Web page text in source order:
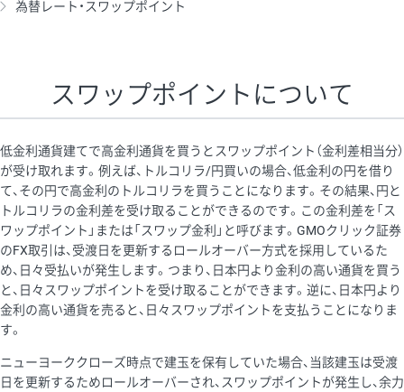
為替レート・スワップポイント
スワップポイントについて
低金利通貨建てで高金利通貨を買うとスワップポイント（金利差相当分）
が受け取れます。例えば、トルコリラ/円買いの場合、低金利の円を借り
て、その円で高金利のトルコリラを買うことになります。その結果、円と
トルコリラの金利差を受け取ることができるのです。この金利差を「ス
ワップポイント」または「スワップ金利」と呼びます。GMOクリック証券
のFX取引は、受渡日を更新するロールオーバー方式を採用しているた
め、日々受払いが発生します。つまり、日本円より金利の高い通貨を買う
と、日々スワップポイントを受け取ることができます。逆に、日本円より
金利の高い通貨を売ると、日々スワップポイントを支払うことになりま
す。
ニューヨーククローズ時点で建玉を保有していた場合、当該建玉は受渡
日を更新するためロールオーバーされ、スワップポイントが発生し、余力